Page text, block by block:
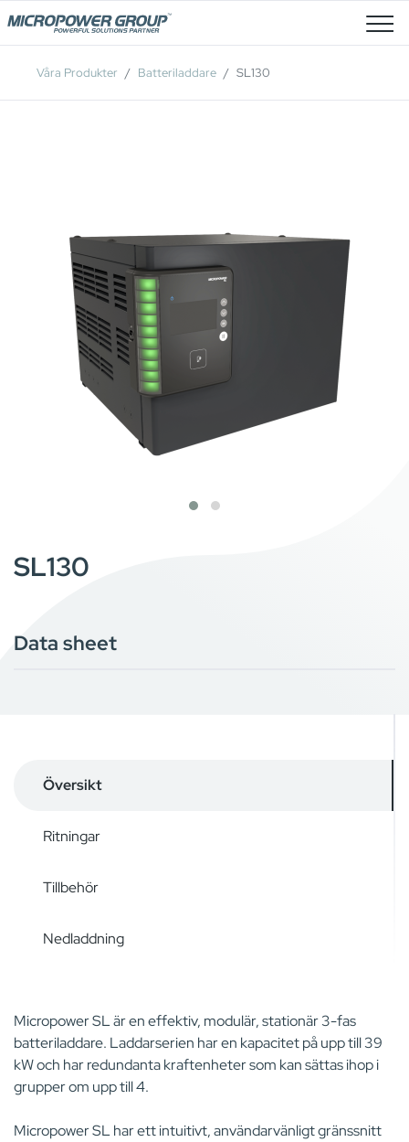
Lediga Tjänster
Våra Produkter Batteriladdare SL130
SL130
Data sheet
Översikt
Ritningar
Tillbehör
Nedladdning
Micropower SL är en effektiv, modulär, stationär 3-fas
batteriladdare. Laddarserien har en kapacitet på upp till 39
kW och har redundanta kraftenheter som kan sättas ihop i
grupper om upp till 4.
Micropower SL har ett intuitivt, användarvänligt gränssnitt